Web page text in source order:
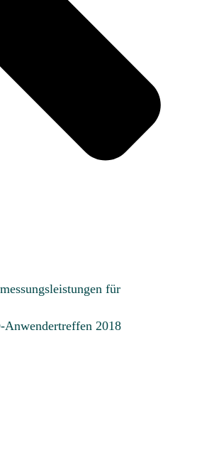
für
Anwendertreffen 2018